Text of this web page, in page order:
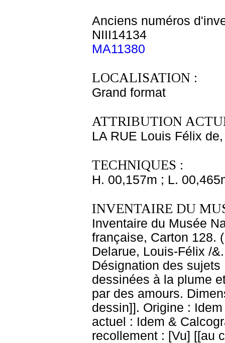
Anciens numéros
NIII14134
MA11380
LOCALISATION :
Grand format
ATTRIBUTION
LA RUE Louis Félix
TECHNIQUES :
H. 00,157m ; L.
INVENTAIRE DU
Inventaire du Musée
française, Carton 128.
Delarue, Louis-Félix /
Désignation des
dessinées à la plume
par des amours.
dessin]]. Origine :
actuel : Idem &
recollement : [Vu] [[au